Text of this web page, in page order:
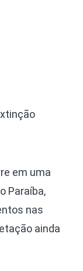
em uma
Paraíba,
nas
ainda